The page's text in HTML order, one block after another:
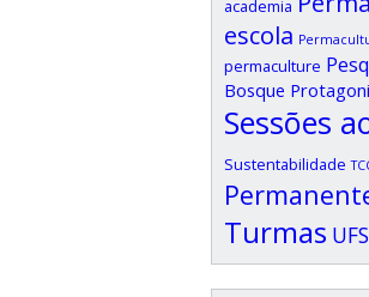
academia
escola
permaculture
Bosque
Sessões
Sustentabilidade
Turmas